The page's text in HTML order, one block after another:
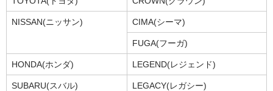
NISSAN(ニッサン) CIMA(シーマ)
FUGA(フーガ)
HONDA(ホンダ) LEGEND(レジェンド)
SUBARU(スバル) LEGACY(レガシー)